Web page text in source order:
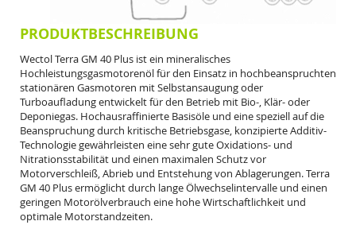
PRODUKTBESCHREIBUNG
Wectol Terra GM 40 Plus ist ein mineralisches
Hochleistungsgasmotorenöl für den Einsatz in hochbeanspruchten
stationären Gasmotoren mit Selbstansaugung oder
Turboaufladung entwickeltfür den Betrieb mit Bio-, Klär- oder
Deponiegas. Hochausraffinierte Basisöle und eine speziell auf die
Beanspruchung durch kritische Betriebsgase, konzipierte Additiv-
Technologie gewährleisten einesehr gute Oxidations- und
Nitrationsstabilität und einen maximalen Schutz vor
Motorverschleiß,Abrieb und Entstehung von Ablagerungen. Terra
GM 40 Plus ermöglicht durch langeÖlwechselintervalle und einen
geringen Motorölverbrauch eine hohe Wirtschaftlichkeit und
optimale Motorstandzeiten.